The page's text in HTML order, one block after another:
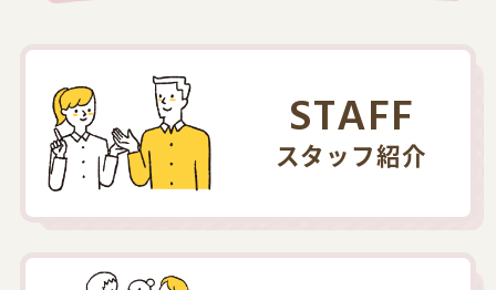
STAFF
スタッフ紹介